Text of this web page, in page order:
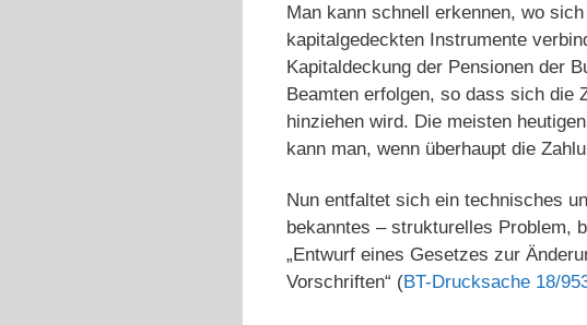
Man kann schnell erkennen, wo
kapitalgedeckten Instrumente
Kapitaldeckung der Pensionen der
Beamten erfolgen, so dass sich die
hinziehen wird. Die meisten
kann man, wenn überhaupt die
Nun entfaltet sich ein technisches
bekanntes – strukturelles Problem,
„Entwurf eines Gesetzes zur
Vorschriften“ (BT-Drucksache 18/